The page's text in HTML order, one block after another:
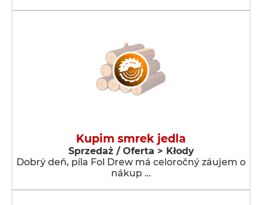
Kupim smrek jedla
Sprzedaż / Oferta > Kłody
Dobrý deň, píla Fol Drew má celoročný záujem o
nákup …